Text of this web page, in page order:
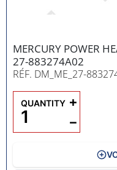
MERCURY POWER
27-883274A02
RÉF. DM_ME_27-
QUANTITY
−
+